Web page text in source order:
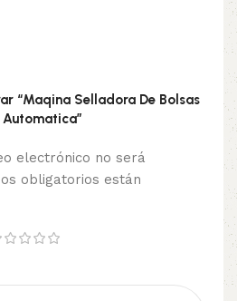
“Maqina Selladora De Bolsas
electrónico no será
obligatorios están